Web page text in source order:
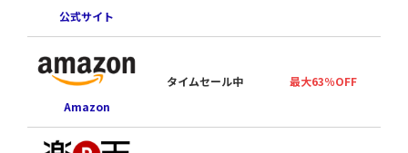
公式サイト
Amazon
タイムセール中 最大63％OFF